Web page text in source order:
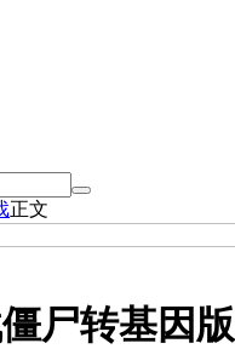
正文
尸转基因版